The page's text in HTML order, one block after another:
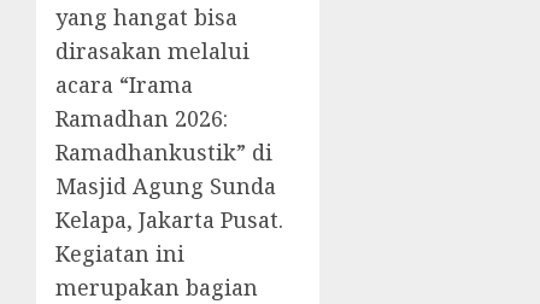
yang hangat bisa
dirasakan melalui
acara “Irama
Ramadhan 2026:
Ramadhankustik” di
Masjid Agung Sunda
Kelapa, Jakarta Pusat.
Kegiatan ini
merupakan bagian